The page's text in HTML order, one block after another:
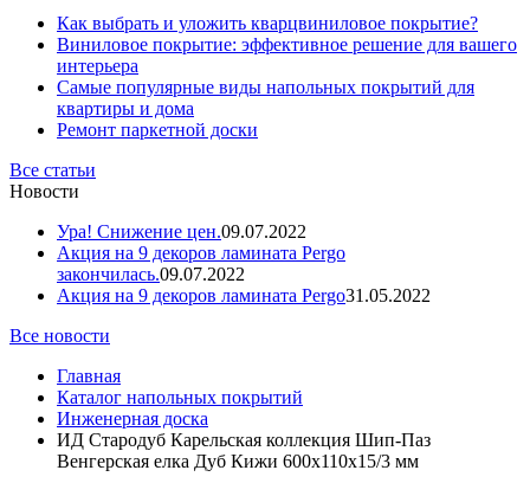
Как выбрать и уложить кварцвиниловое покрытие?
Виниловое покрытие: эффективное решение для вашего
интерьера
Самые популярные виды напольных покрытий для
квартиры и дома
Ремонт паркетной доски
Все статьи
Новости
Ура! Снижение цен.09.07.2022
Акция на 9 декоров ламината Pergo
закончилась.09.07.2022
Акция на 9 декоров ламината Pergo31.05.2022
Все новости
Главная
Каталог напольных покрытий
Инженерная доска
ИД Стародуб Карельская коллекция Шип-Паз
Венгерская елка Дуб Кижи 600х110х15/3 мм